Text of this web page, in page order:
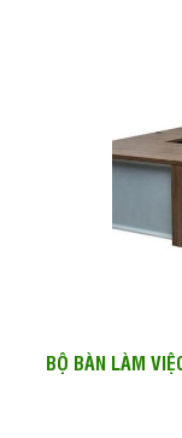
BỘ BÀN LÀM